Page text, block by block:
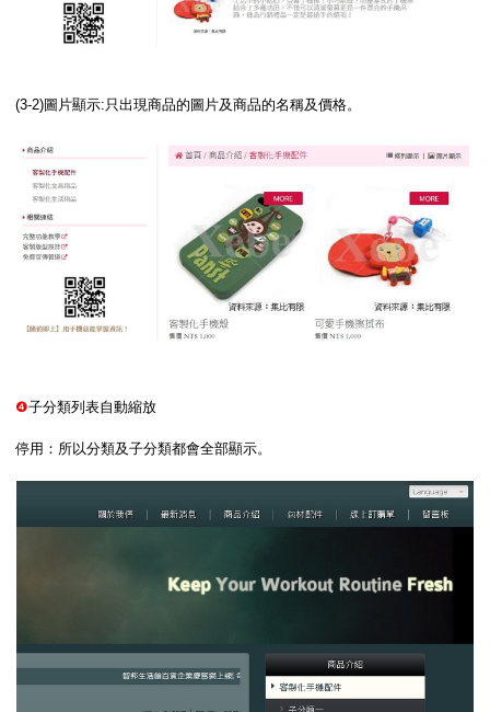
(3-2)圖片顯示:只出現商品的圖片及商品的名稱及價格。
❹子分類列表自動縮放
停用：所以分類及子分類都會全部顯示。